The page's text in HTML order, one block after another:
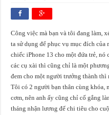
Công việc mà bạn và tôi đang làm,
ta sử dụng để phục vụ mục đích
chiếc iPhone 13 cho một đứa trẻ,
các cụ xài thì cũng chỉ là một
đem cho một người trưởng thành
Tôi có 2 người bạn thân cùng khóa,
cơm, nên anh ấy cũng chỉ cố gắng
tháng nhận lương để chi tiêu cho